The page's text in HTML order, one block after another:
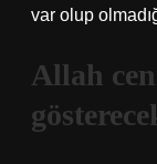
var olup
Allah